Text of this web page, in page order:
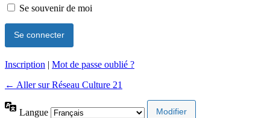
Se souvenir de moi
Inscription | Mot de passe oublié ?
← Aller sur Réseau Culture 21
Langue